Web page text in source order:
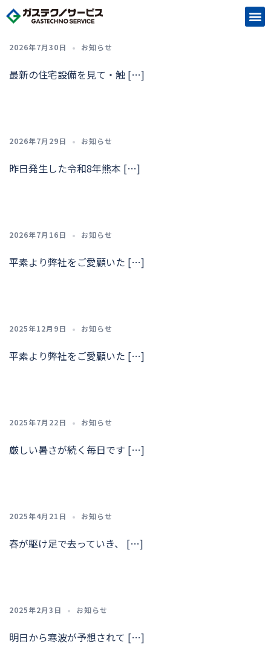
2026年7月30日 お知らせ
最新の住宅設備を見て・触 […]
2026年7月29日 お知らせ
昨日発生した令和8年熊本 […]
2026年7月16日 お知らせ
平素より弊社をご愛顧いた […]
2025年12月9日 お知らせ
平素より弊社をご愛顧いた […]
2025年7月22日 お知らせ
厳しい暑さが続く毎日です […]
2025年4月21日 お知らせ
春が駆け足で去っていき、 […]
2025年2月3日 お知らせ
明日から寒波が予想されて […]